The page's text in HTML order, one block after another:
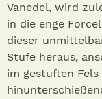
Vanedel, wird
in die enge
dieser
Stufe heraus,
im gestuften